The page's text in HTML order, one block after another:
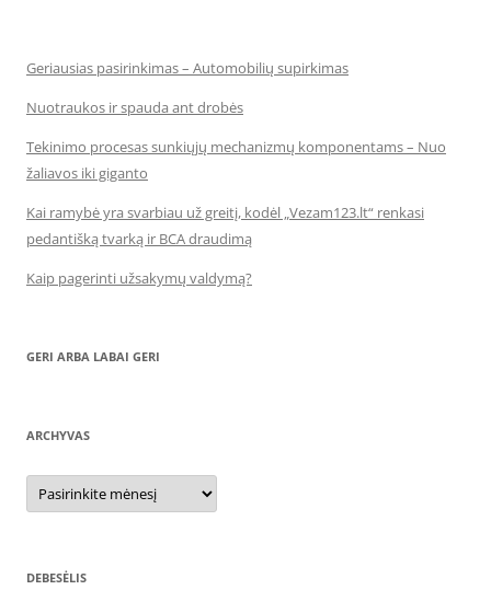
Geriausias pasirinkimas – Automobilių supirkimas
Nuotraukos ir spauda ant drobės
Tekinimo procesas sunkiųjų mechanizmų komponentams – Nuo
žaliavos iki giganto
Kai ramybė yra svarbiau už greitį, kodėl „Vezam123.lt“ renkasi
pedantišką tvarką ir BCA draudimą
Kaip pagerinti užsakymų valdymą?
GERI ARBA LABAI GERI
ARCHYVAS
Archyvas
DEBESĖLIS